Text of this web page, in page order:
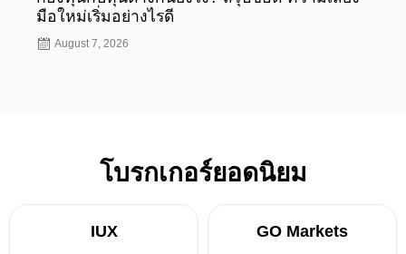
มือใหม่เริ่มอย่างไรดี
August 7, 2026
โบรกเกอร์ยอดนิยม
IUX GO Markets